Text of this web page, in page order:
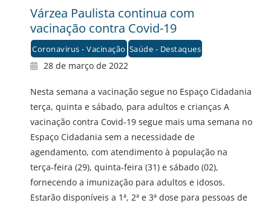
Várzea Paulista continua com
vacinação contra Covid-19
Coronavirus - Vacinação Saúde - Destaques
28 de março de 2022
Nesta semana a vacinação segue no Espaço Cidadania
terça, quinta e sábado, para adultos e crianças A
vacinação contra Covid-19 segue mais uma semana no
Espaço Cidadania sem a necessidade de
agendamento, com atendimento à população na
terça-feira (29), quinta-feira (31) e sábado (02),
fornecendo a imunização para adultos e idosos.
Estarão disponíveis a 1ª, 2ª e 3ª dose para pessoas de